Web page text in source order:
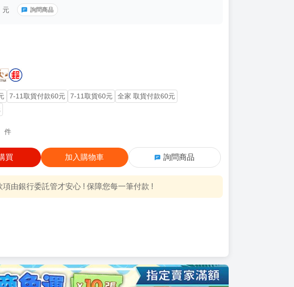
元 詢問商品
7-11取貨付款60元 7-11取貨60元
全家 取貨付款60元
件
買 加入購物車 詢問商品
項由銀行委託管才安心 ! 保障您每一筆付款 !